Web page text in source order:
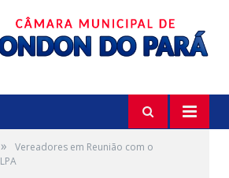
»
Vereadores em Reunião com o